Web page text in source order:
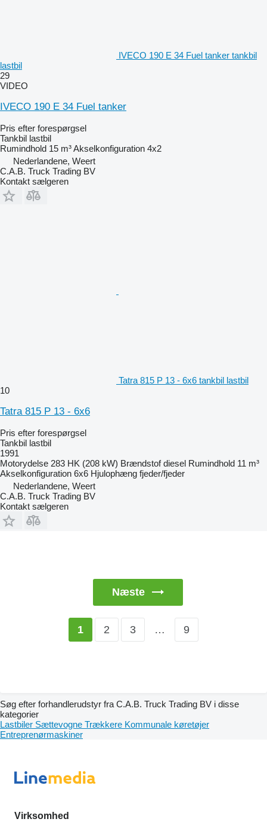
IVECO 190 E 34 Fuel tanker tankbil
lastbil
29
VIDEO
IVECO 190 E 34 Fuel tanker
Pris efter forespørgsel
Tankbil lastbil
Rumindhold 15 m³Akselkonfiguration 4x2
Nederlandene, Weert
C.A.B. Truck Trading BV
Kontakt sælgeren
Tatra 815 P 13 - 6x6 tankbil lastbil
10
Tatra 815 P 13 - 6x6
Pris efter forespørgsel
Tankbil lastbil
1991
Motorydelse 283 HK (208 kW) Brændstof diesel Rumindhold 11 m³
Akselkonfiguration 6x6 Hjulophæng fjeder/fjeder
Nederlandene, Weert
C.A.B. Truck Trading BV
Kontakt sælgeren
Næste
1 2 3 … 9
Søg efter forhandlerudstyr fra C.A.B. Truck Trading BV i disse
kategorier
Lastbiler Sættevogne Trækkere Kommunale køretøjer
Entreprenørmaskiner
Virksomhed